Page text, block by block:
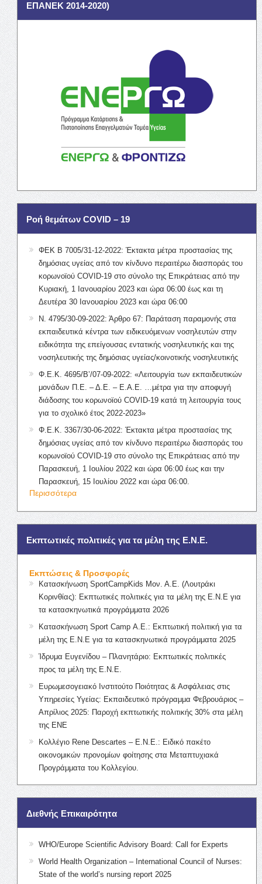
ΕΠΑΝΕΚ 2014-2020)
Ροή θεμάτων COVID – 19
ΦΕΚ Β 7005/31-12-2022: Έκτακτα μέτρα προστασίας της
δημόσιας υγείας από τον κίνδυνο περαιτέρω διασποράς του
κορωνοϊού COVID-19 στο σύνολο της Επικράτειας από την
Κυριακή, 1 Ιανουαρίου 2023 και ώρα 06:00 έως και τη
Δευτέρα 30 Ιανουαρίου 2023 και ώρα 06:00
Ν. 4795/30-09-2022: Άρθρο 67: Παράταση παραμονής στα
εκπαιδευτικά κέντρα των ειδικευόμενων νοσηλευτών στην
ειδικότητα της επείγουσας εντατικής νοσηλευτικής και της
νοσηλευτικής της δημόσιας υγείας/κοινοτικής νοσηλευτικής
Φ.Ε.Κ. 4695/Β’/07-09-2022: «Λειτουργία των εκπαιδευτικών
μονάδων Π.Ε. – Δ.Ε. – Ε.Α.Ε. …μέτρα για την αποφυγή
διάδοσης του κορωνοϊού COVID-19 κατά τη λειτουργία τους
για το σχολικό έτος 2022-2023»
Φ.Ε.Κ. 3367/30-06-2022: Έκτακτα μέτρα προστασίας της
δημόσιας υγείας από τον κίνδυνο περαιτέρω διασποράς του
κορωνοϊού COVID-19 στο σύνολο της Επικράτειας από την
Παρασκευή, 1 Ιουλίου 2022 και ώρα 06:00 έως και την
Παρασκευή, 15 Ιουλίου 2022 και ώρα 06:00.
Περισσότερα
Εκπτωτικές πολιτικές για τα μέλη της Ε.Ν.Ε.
Εκπτώσεις & Προσφορές
Κατασκήνωση SportCampKids Μον. Α.Ε. (Λουτράκι
Κορινθίας): Εκπτωτικές πολιτικές για τα μέλη της Ε.Ν.Ε για
τα κατασκηνωτικά προγράμματα 2026
Κατασκήνωση Sport Camp Α.Ε.: Εκπτωτική πολιτική για τα
μέλη της Ε.Ν.Ε για τα κατασκηνωτικά προγράμματα 2025
Ίδρυμα Ευγενίδου – Πλανητάριο: Εκπτωτικές πολιτικές
προς τα μέλη της Ε.Ν.Ε.
Ευρωμεσογειακό Ινστιτούτο Ποιότητας & Ασφάλειας στις
Υπηρεσίες Υγείας: Εκπαιδευτικό πρόγραμμα Φεβρουάριος –
Απρίλιος 2025: Παροχή εκπτωτικής πολιτικής 30% στα μέλη
της ΕΝΕ
Κολλέγιο Rene Descartes – Ε.Ν.Ε.: Ειδικό πακέτο
οικονομικών προνομίων φοίτησης στα Μεταπτυχιακά
Προγράμματα του Κολλεγίου.
Διεθνής Επικαιρότητα
WHO/Europe Scientific Advisory Board: Call for Experts
World Health Organization – International Council of Nurses:
State of the world’s nursing report 2025